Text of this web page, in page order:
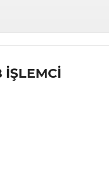
İŞLEMCİ